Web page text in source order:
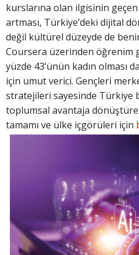
kurslarına olan ilgisinin geçen
artması, Türkiye’deki dijital
değil kültürel düzeyde de
Coursera üzerinden öğrenim
yüzde 43’ünün kadın olması
için umut verici. Gençleri
stratejileri sayesinde Türkiye
toplumsal avantaja
tamamı ve ülke içgörüleri için